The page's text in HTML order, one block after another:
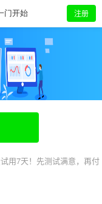
门开始 注册
用7天！先测试满意，再付